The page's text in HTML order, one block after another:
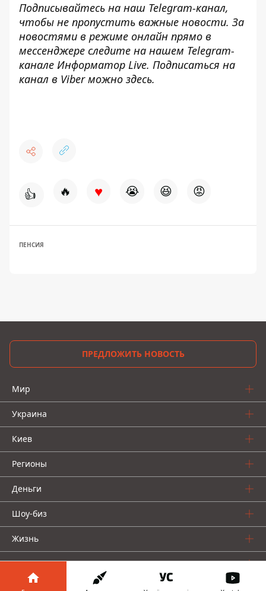
Подписывайтесь на наш Telegram-канал,
чтобы не пропустить важные новости. За
новостями в режиме онлайн прямо в
мессенджере следите на нашем Telegram-
канале Информатор Live. Подписаться на
канал в Viber можно здесь.
👍 🔥 ♥ 😭 😆 😡
ПЕНСИЯ
ПРЕДЛОЖИТЬ НОВОСТЬ
Мир
Украина
Киев
Регионы
Деньги
Шоу-биз
Жизнь
О нас